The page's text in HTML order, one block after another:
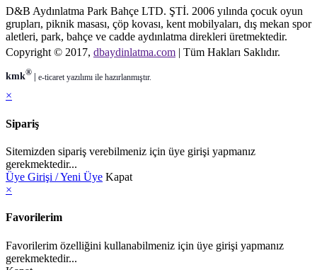
D&B Aydınlatma Park Bahçe LTD. ŞTİ. 2006 yılında çocuk oyun
grupları, piknik masası, çöp kovası, kent mobilyaları, dış mekan spor
aletleri, park, bahçe ve cadde aydınlatma direkleri üretmektedir.
Copyright © 2017, dbaydinlatma.com | Tüm Hakları Saklıdır.
kmk® e-ticaret yazılımı ile hazırlanmıştır.
×
Sipariş
Sitemizden sipariş verebilmeniz için üye girişi yapmanız
gerekmektedir...
Üye Girişi / Yeni Üye Kapat
×
Favorilerim
Favorilerim özelliğini kullanabilmeniz için üye girişi yapmanız
gerekmektedir...